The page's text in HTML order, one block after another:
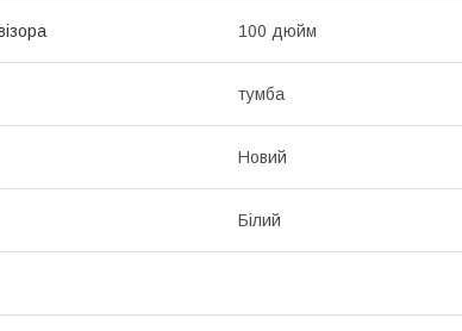
100 дюйм
тумба
Новий
Білий